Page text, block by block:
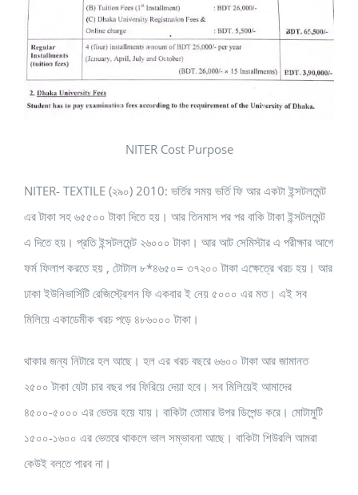
NITER Cost Purpose
NITER- TEXTILE (২৯০) 2010: ভর্তির সময় ভর্তি ফি আর একটা ইন্সটলমেন্ট
এর টাকা সহ ৬৫৫০০ টাকা দিতে হয়। আর তিনমাস পর পর বাকি টাকা ইন্সটলমেন্ট
এ দিতে হয়। প্রতি ইন্সটলমেন্ট ২৬০০০ টাকা। আর আট সেমিস্টার এ পরীক্ষার আগে
ফর্ম ফিলাপ করতে হয় , টোটাল ৮*৪৬৫০= ৩৭২০০ টাকা এক্ষেত্রে খরচ হয়। আর
ঢাকা ইউনিভার্সিটি রেজিস্ট্রেশন ফি একবার ই নেয় ৫০০০ এর মত। এই সব
মিলিয়ে একাডেমীক খরচ পড়ে ৪৮৬০০০ টাকা।
থাকার জন্য নিটারে হল আছে। হল এর খরচ বছরে ৬৬০০ টাকা আর জামানত
২৫০০ টাকা যেটা চার বছর পর ফিরিয়ে দেয়া হবে। সব মিলিয়েই আমাদের
৪৫০০-৫০০০ এর ভেতর হয়ে যায়। বাকিটা তোমার উপর ডিপেন্ড করে। মোটামুটি
১৫০০-১৬০০ এর ভেতরে থাকলে ভাল সম্ভাবনা আছে। বাকিটা শিউরলি আমরা
কেউই বলতে পারব না।